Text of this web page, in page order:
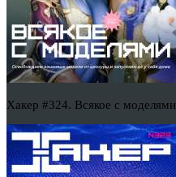
Хакер #324. Всякое с моделями